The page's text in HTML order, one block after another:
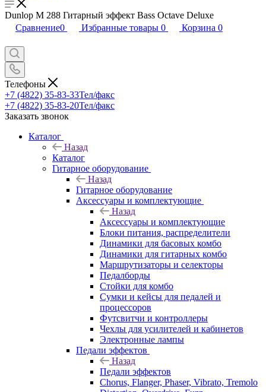
Dunlop M 288 Гитарный эффект Bass Octave Deluxe
Сравнение0 Избранные товары 0 Корзина 0
Телефоны
+7 (4822) 35-83-33Тел/факс
+7 (4822) 35-83-20Тел/факс
Заказать звонок
Каталог
Назад
Каталог
Гитарное оборудование
Назад
Гитарное оборудование
Аксессуары и комплектующие
Назад
Аксессуары и комплектующие
Блоки питания, распределители
Динамики для басовых комбо
Динамики для гитарных комбо
Маршрутизаторы и селекторы
Педалборды
Стойки для комбо
Сумки и кейсы для педалей и
процессоров
Футсвитчи и контроллеры
Чехлы для усилителей и кабинетов
Электронные лампы
Педали эффектов
Назад
Педали эффектов
Chorus, Flanger, Phaser, Vibrato, Tremolo